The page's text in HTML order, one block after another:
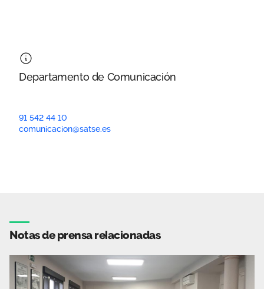
Departamento de Comunicación
91 542 44 10
comunicacion@satse.es
Notas de prensa relacionadas